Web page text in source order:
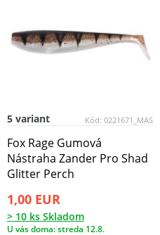
Kód: 0221671_MAS
5 variant
Fox Rage Gumová
Nástraha Zander Pro Shad
Glitter Perch
1,00 EUR
> 10 ks Skladom
U vás doma: streda 12.8.